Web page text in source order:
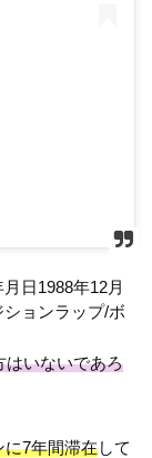
日1988年12月
ョンラップ/ボ
はいないであろ
に7年間滞在して